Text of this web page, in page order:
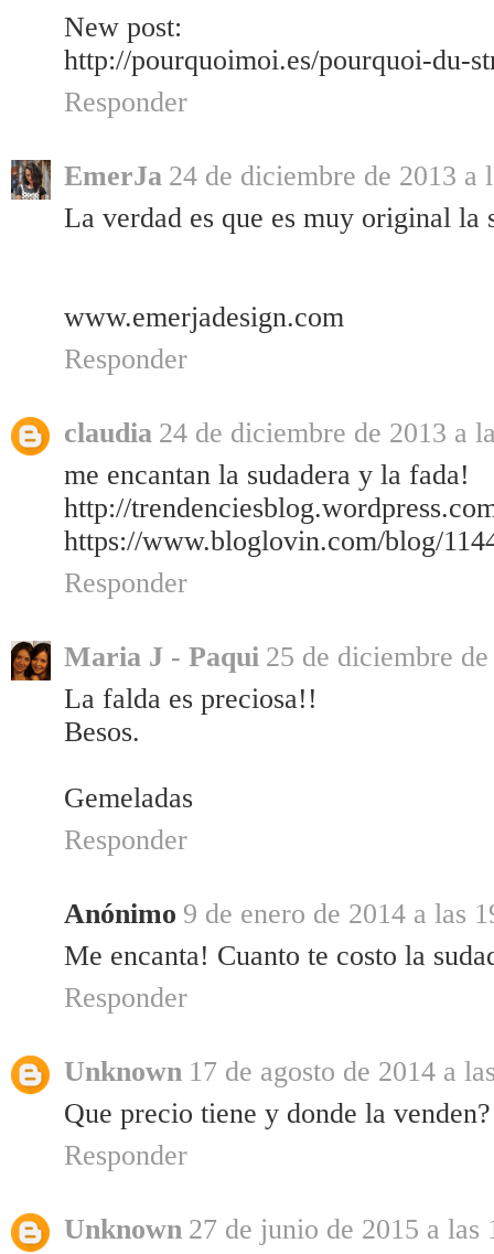
New post:
http://pourquoimoi.es/pourquoi-du-
Responder
EmerJa 24 de diciembre de 2013 a
La verdad es que es muy original la
www.emerjadesign.com
Responder
claudia 24 de diciembre de 2013 a
me encantan la sudadera y la fada!
http://
https://www.bloglovin.com/blog/
Responder
Maria J - Paqui 25 de diciembre
La falda es preciosa!!
Besos.
Gemeladas
Responder
Anónimo 9 de enero de 2014 a las
Me encanta! Cuanto te costo la
Responder
Unknown 17 de agosto de 2014 a
Que precio tiene y donde la venden?
Responder
Unknown 27 de junio de 2015 a las